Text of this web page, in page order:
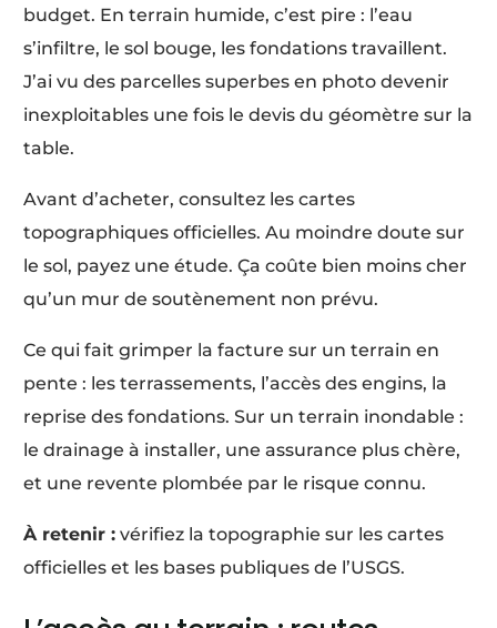
budget. En terrain humide, c’est pire : l’eau
s’infiltre, le sol bouge, les fondations travaillent.
J’ai vu des parcelles superbes en photo devenir
inexploitables une fois le devis du géomètre sur la
table.
Avant d’acheter, consultez les cartes
topographiques officielles. Au moindre doute sur
le sol, payez une étude. Ça coûte bien moins cher
qu’un mur de soutènement non prévu.
Ce qui fait grimper la facture sur un terrain en
pente : les terrassements, l’accès des engins, la
reprise des fondations. Sur un terrain inondable :
le drainage à installer, une assurance plus chère,
et une revente plombée par le risque connu.
À retenir : vérifiez la topographie sur les cartes
officielles et les bases publiques de l’USGS.